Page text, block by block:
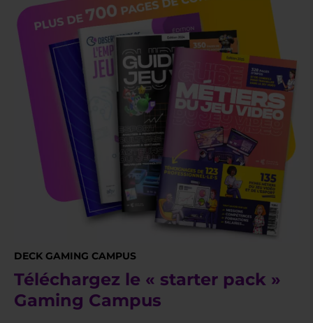
DECK GAMING CAMPUS
Téléchargez le « starter pack »
Gaming Campus